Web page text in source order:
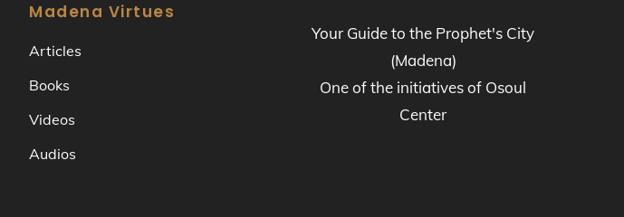
Madena Virtues
Articles
Books
Videos
Audios
Your Guide to the Prophet's City
(Madena)
One of the initiatives of Osoul
Center